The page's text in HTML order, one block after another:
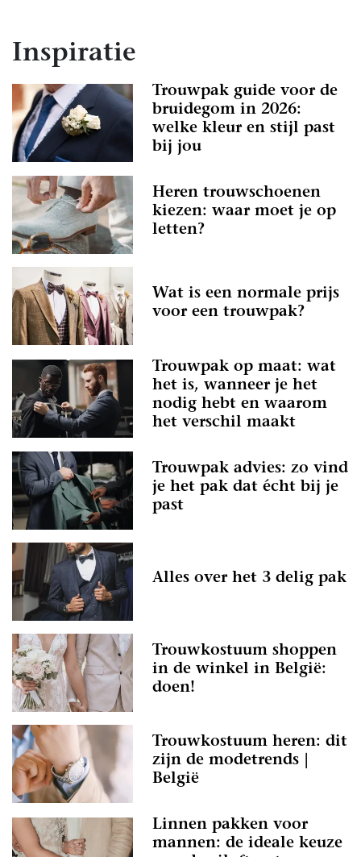
Inspiratie
Trouwpak guide voor de
bruidegom in 2026:
welke kleur en stijl past
bij jou
Heren trouwschoenen
kiezen: waar moet je op
letten?
Wat is een normale prijs
voor een trouwpak?
Trouwpak op maat: wat
het is, wanneer je het
nodig hebt en waarom
het verschil maakt
Trouwpak advies: zo vind
je het pak dat écht bij je
past
Alles over het 3 delig pak
Trouwkostuum shoppen
in de winkel in België:
doen!
Trouwkostuum heren: dit
zijn de modetrends |
België
Linnen pakken voor
mannen: de ideale keuze